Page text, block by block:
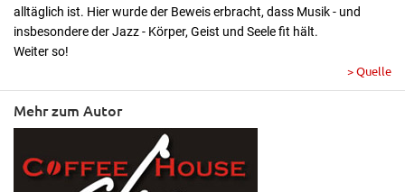
alltäglich ist. Hier wurde der Beweis erbracht, dass Musik - und
insbesondere der Jazz - Körper, Geist und Seele fit hält.
Weiter so!
> Quelle
Mehr zum Autor